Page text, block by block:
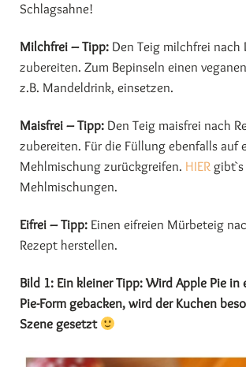
Schlagsahne!
Milchfrei – Tipp: Den Teig milchfrei nach
zubereiten. Zum Bepinseln einen
z.B. Mandeldrink, einsetzen.
Maisfrei – Tipp: Den Teig maisfrei nach
zubereiten. Für die Füllung ebenfalls auf
Mehlmischung zurückgreifen. HIER
Mehlmischungen.
Eifrei – Tipp: Einen eifreien Mürbeteig
Rezept herstellen.
Bild 1: Ein kleiner Tipp: Wird Apple Pie in
Pie-Form gebacken, wird der Kuchen
Szene gesetzt